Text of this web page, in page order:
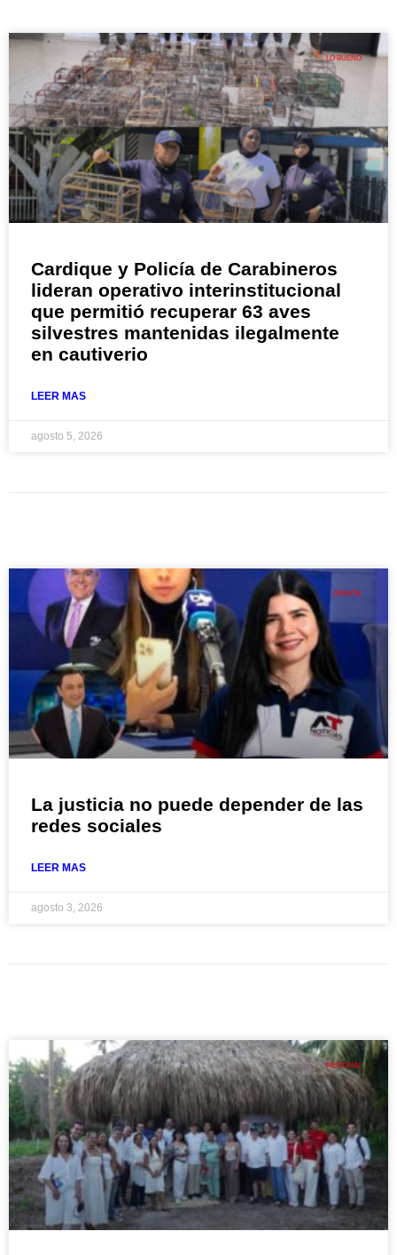
LO BUENO
Cardique y Policía de Carabineros
lideran operativo interinstitucional
que permitió recuperar 63 aves
silvestres mantenidas ilegalmente
en cautiverio
LEER MAS
agosto 5, 2026
OPINIÓN
La justicia no puede depender de las
redes sociales
LEER MAS
agosto 3, 2026
REGIONAL